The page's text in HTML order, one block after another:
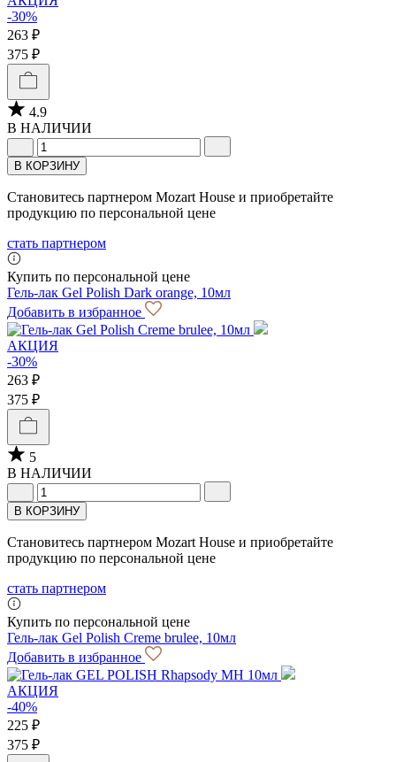
-30%
263 ₽
375 ₽
4.9
В НАЛИЧИИ
В КОРЗИНУ
Становитесь партнером Mozart House и приобретайте
продукцию по персональной цене
стать партнером
Купить по персональной цене
Гель-лак Gel Polish Dark orange, 10мл
Добавить в избранное
АКЦИЯ
-30%
263 ₽
375 ₽
5
В НАЛИЧИИ
В КОРЗИНУ
Становитесь партнером Mozart House и приобретайте
продукцию по персональной цене
стать партнером
Купить по персональной цене
Гель-лак Gel Polish Creme brulee, 10мл
Добавить в избранное
АКЦИЯ
-40%
225 ₽
375 ₽